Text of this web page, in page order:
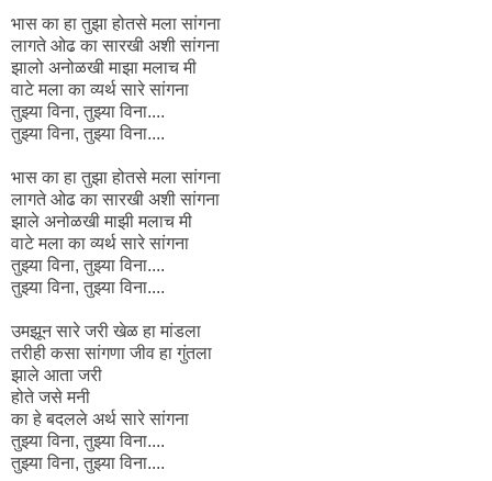
भास का हा तुझा होतसे मला सांगना
लागते ओढ का सारखी अशी सांगना
झालो अनोळखी माझा मलाच मी
वाटे मला का व्यर्थ सारे सांगना
तुझ्या विना, तुझ्या विना....
तुझ्या विना, तुझ्या विना....
भास का हा तुझा होतसे मला सांगना
लागते ओढ का सारखी अशी सांगना
झाले अनोळखी माझी मलाच मी
वाटे मला का व्यर्थ सारे सांगना
तुझ्या विना, तुझ्या विना....
तुझ्या विना, तुझ्या विना....
उमझून सारे जरी खेळ हा मांडला
तरीही कसा सांगणा जीव हा गुंतला
झाले आता जरी
होते जसे मनी
का हे बदलले अर्थ सारे सांगना
तुझ्या विना, तुझ्या विना....
तुझ्या विना, तुझ्या विना....